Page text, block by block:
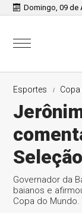
Domingo, 09 de
Esportes
Governador da
baianos e
Copa do Mundo.